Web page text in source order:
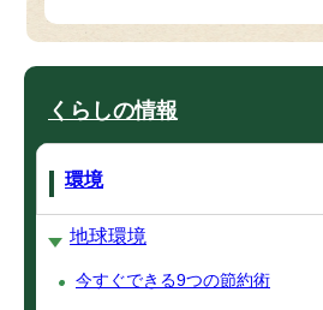
くらしの情報
環境
地球環境
今すぐできる9つの節約術